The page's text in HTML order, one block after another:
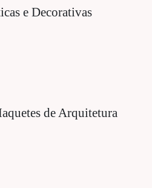
e Decorativas
de Arquitetura